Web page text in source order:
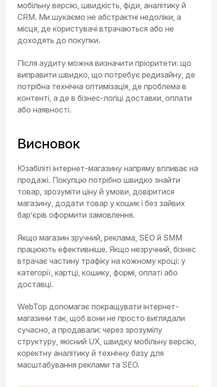
мобільну версію, швидкість, фіди, аналітику й
CRM. Ми шукаємо не абстрактні недоліки, а
місця, де користувачі втрачаються або не
доходять до покупки.
Після аудиту можна визначити пріоритети: що
виправити швидко, що потребує редизайну, де
потрібна технічна оптимізація, де проблема в
контенті, а де в бізнес-логіці доставки, оплати
або наявності.
Висновок
Юзабіліті інтернет-магазину напряму впливає на
продажі. Покупцю потрібно швидко знайти
товар, зрозуміти ціну й умови, довіритися
магазину, додати товар у кошик і без зайвих
бар’єрів оформити замовлення.
Якщо магазин зручний, реклама, SEO й SMM
працюють ефективніше. Якщо незручний, бізнес
втрачає частину трафіку на кожному кроці: у
категорії, картці, кошику, формі, оплаті або
доставці.
WebTop допомагає покращувати інтернет-
магазини так, щоб вони не просто виглядали
сучасно, а продавали: через зрозумілу
структуру, якісний UX, швидку мобільну версію,
коректну аналітику й технічну базу для
масштабування реклами та SEO.